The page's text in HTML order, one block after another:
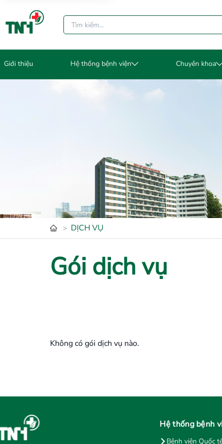
Giới thiệu Hệ thống bệnh viện Chuyên khoa
> DỊCH VỤ
Gói dịch vụ
Không có gói dịch vụ nào.
Hệ thống bệnh
Bệnh viện Quốc